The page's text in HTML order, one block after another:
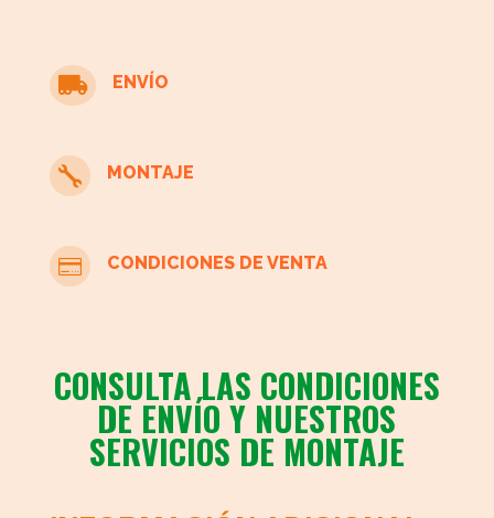
madera
cantidad
 ENVÍO
 MONTAJE
 CONDICIONES DE VENTA
CONSULTA LAS CONDICIONES
DE ENVÍO Y NUESTROS
SERVICIOS DE MONTAJE